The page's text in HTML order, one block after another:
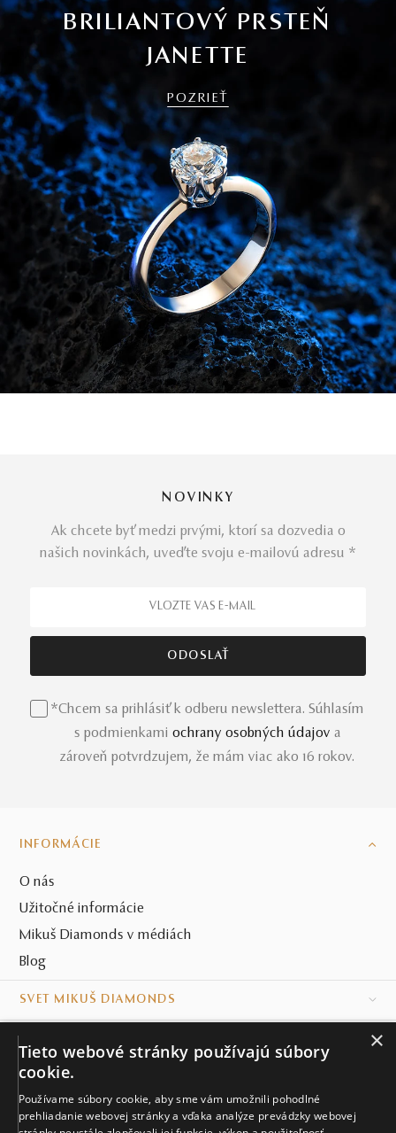
BRILIANTOVÝ PRSTEŇ
JANETTE
POZRIEŤ
NOVINKY
Ak chcete byť medzi prvými, ktorí sa dozvedia o
našich novinkách, uveďte svoju e-mailovú adresu *
*Chcem sa prihlásiť k odberu newslettera. Súhlasím
s podmienkami ochrany osobných údajov a
zároveň potvrdzujem, že mám viac ako 16 rokov.
INFORMÁCIE
O nás
Užitočné informácie
Mikuš Diamonds v médiách
Blog
SVET MIKUŠ DIAMONDS
KONTAKT
Naše klenotníctva
×
Tieto webové stránky používajú súbory
cookie.
Používame súbory cookie, aby sme vám umožnili pohodlné
prehliadanie webovej stránky a vďaka analýze prevádzky webovej